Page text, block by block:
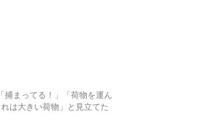
捕まってる！」「荷物を運ん
は大きい荷物」と見立てた